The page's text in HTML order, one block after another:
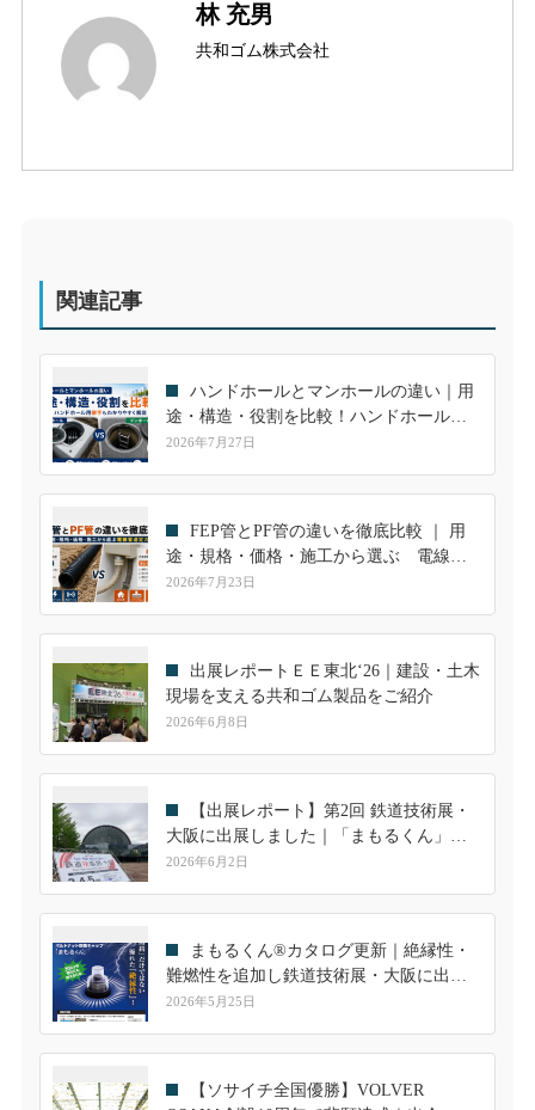
林 充男
共和ゴム株式会社
関連記事
ハンドホールとマンホールの違い｜用
途・構造・役割を比較！ハンドホール用
継手も解説
2026年7月27日
FEP管とPF管の違いを徹底比較 ｜ 用
途・規格・価格・施工から選ぶ 電線管
選定ガイド
2026年7月23日
出展レポートＥＥ東北‘26｜建設・土木
現場を支える共和ゴム製品をご紹介
2026年6月8日
【出展レポート】第2回 鉄道技術展・
大阪に出展しました｜「まもるくん」へ
の高い関心を実感
2026年6月2日
まもるくん®カタログ更新｜絶縁性・
難燃性を追加し鉄道技術展・大阪に出展
します
2026年5月25日
【ソサイチ全国優勝】VOLVER